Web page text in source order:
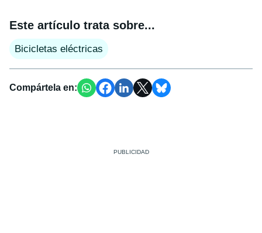
Este artículo trata sobre...
Bicicletas eléctricas
Compártela en: